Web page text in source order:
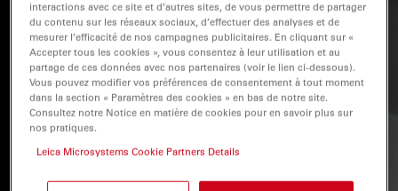
les chirurgies complexes.
interactions avec ce site et d’autres sites, de vous permettre de partager
du contenu sur les réseaux sociaux, d’effectuer des analyses et de
mesurer l’efficacité de nos campagnes publicitaires. En cliquant sur «
Accepter tous les cookies », vous consentez à leur utilisation et au
partage de ces données avec nos partenaires (voir le lien ci-dessous).
Vous pouvez modifier vos préférences de consentement à tout moment
dans la section « Paramètres des cookies » en bas de notre site.
Consultez notre Notice en matière de cookies pour en savoir plus sur
nos pratiques.
Leica Microsystems Cookie Partners Details